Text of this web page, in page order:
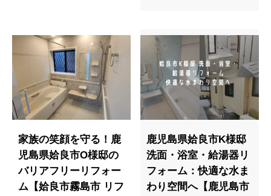
家族の笑顔を守る！鹿
児島県姶良市O様邸の
バリアフリーリフォー
ム【姶良市霧島市 リフ
鹿児島県姶良市K様邸
洗面・浴室・給湯器リ
フォーム：快適な水ま
わり空間へ【鹿児島市